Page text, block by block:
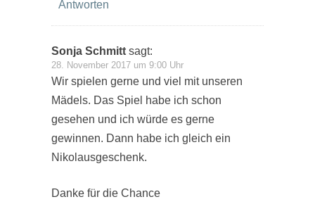
Antworten
Sonja Schmitt sagt:
28. November 2017 um 9:00 Uhr
Wir spielen gerne und viel mit unseren
Mädels. Das Spiel habe ich schon
gesehen und ich würde es gerne
gewinnen. Dann habe ich gleich ein
Nikolausgeschenk.
Danke für die Chance